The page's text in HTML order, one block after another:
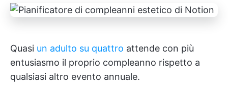
Quasi un adulto su quattro attende con più
entusiasmo il proprio compleanno rispetto a
qualsiasi altro evento annuale.